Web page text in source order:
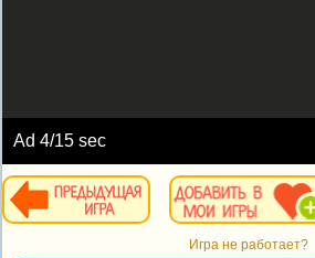
Ad4/15 sec
Игра не работает?